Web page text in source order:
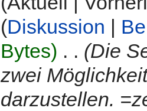
(Diskussion |
Bytes) . . (Die
zwei
darzustellen.